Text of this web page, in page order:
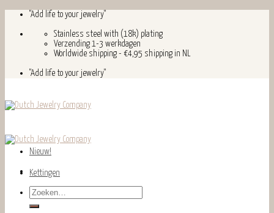
content
"Add life to your jewelry"
Stainless steel with (18k) plating
Verzending 1-3 werkdagen
Worldwide shipping - €4,95 shipping in NL
"Add life to your jewelry"
Zoeken
naar:
Nieuw!
Kettingen